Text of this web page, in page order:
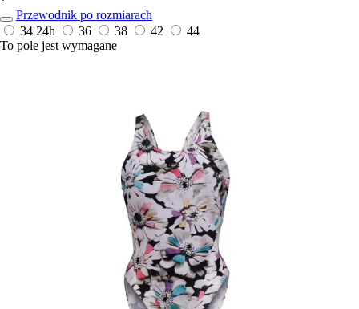
Przewodnik po rozmiarach
34 24h 36 38 42
44
To pole jest wymagane